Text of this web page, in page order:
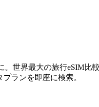
。世界最大の旅行eSIM比
ランを即座に検索。